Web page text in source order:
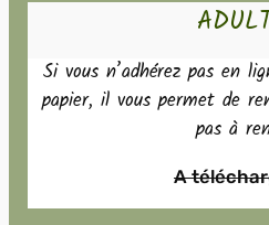
Si vous n’adhérez pas en
papier, il vous permet de
pas à
A